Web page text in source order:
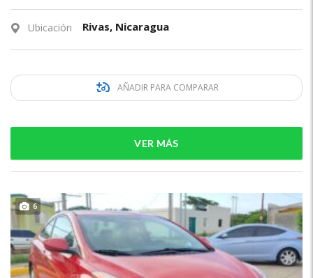
Ubicación Rivas, Nicaragua
AÑADIR PARA COMPARAR
VER MÁS
6